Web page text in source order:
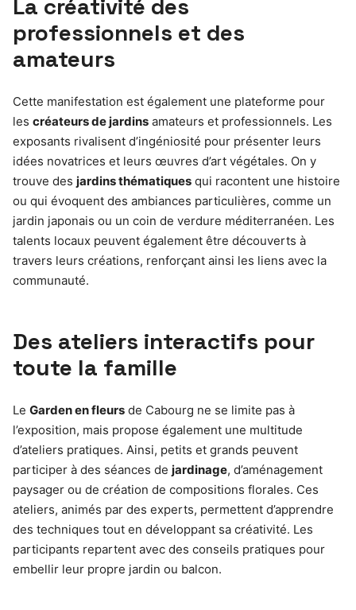
La créativité des
professionnels et des
amateurs
Cette manifestation est également une plateforme pour
les créateurs de jardins amateurs et professionnels. Les
exposants rivalisent d’ingéniosité pour présenter leurs
idées novatrices et leurs œuvres d’art végétales. On y
trouve des jardins thématiques qui racontent une histoire
ou qui évoquent des ambiances particulières, comme un
jardin japonais ou un coin de verdure méditerranéen. Les
talents locaux peuvent également être découverts à
travers leurs créations, renforçant ainsi les liens avec la
communauté.
Des ateliers interactifs pour
toute la famille
Le Garden en fleurs de Cabourg ne se limite pas à
l’exposition, mais propose également une multitude
d’ateliers pratiques. Ainsi, petits et grands peuvent
participer à des séances de jardinage, d’aménagement
paysager ou de création de compositions florales. Ces
ateliers, animés par des experts, permettent d’apprendre
des techniques tout en développant sa créativité. Les
participants repartent avec des conseils pratiques pour
embellir leur propre jardin ou balcon.